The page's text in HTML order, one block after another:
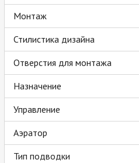
Монтаж
Стилистика дизайна
Отверстия для монтажа
Назначение
Управление
Аэратор
Тип подводки